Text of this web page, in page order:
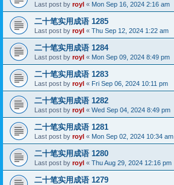
Last post by royl « Mon Sep 16, 2024 2:16 am
二十笔实用成语 1285
Last post by royl « Thu Sep 12, 2024 1:22 am
二十笔实用成语 1284
Last post by royl « Mon Sep 09, 2024 8:49 pm
二十笔实用成语 1283
Last post by royl « Fri Sep 06, 2024 10:11 pm
二十笔实用成语 1282
Last post by royl « Wed Sep 04, 2024 8:49 pm
二十笔实用成语 1281
Last post by royl « Mon Sep 02, 2024 10:34 am
二十笔实用成语 1280
Last post by royl « Thu Aug 29, 2024 12:16 pm
二十笔实用成语 1279